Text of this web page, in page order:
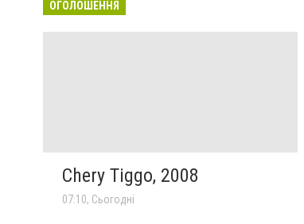
ОГОЛОШЕННЯ
Chery Tiggo, 2008
07:10, Сьогодні